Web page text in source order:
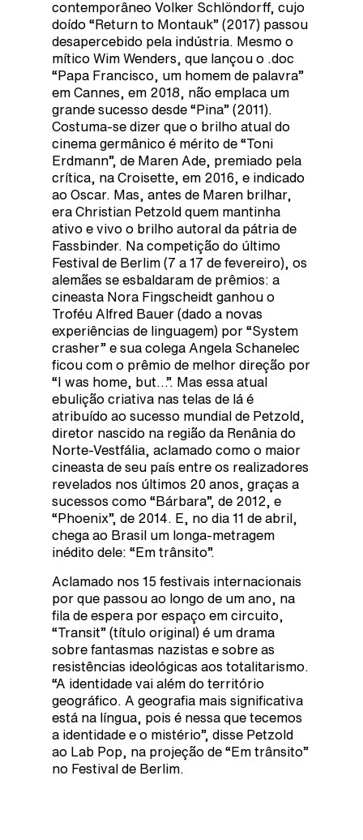
contemporâneo Volker Schlöndorff, cujo
doído “Return to Montauk” (2017) passou
desapercebido pela indústria. Mesmo o
mítico Wim Wenders, que lançou o .doc
“Papa Francisco, um homem de palavra”
em Cannes, em 2018, não emplaca um
grande sucesso desde “Pina” (2011).
Costuma-se dizer que o brilho atual do
cinema germânico é mérito de “Toni
Erdmann”, de Maren Ade, premiado pela
crítica, na Croisette, em 2016, e indicado
ao Oscar. Mas, antes de Maren brilhar,
era Christian Petzold quem mantinha
ativo e vivo o brilho autoral da pátria de
Fassbinder. Na competição do último
Festival de Berlim (7 a 17 de fevereiro), os
alemães se esbaldaram de prêmios: a
cineasta Nora Fingscheidt ganhou o
Troféu Alfred Bauer (dado a novas
experiências de linguagem) por “System
crasher” e sua colega Angela Schanelec
ficou com o prêmio de melhor direção por
“I was home, but…”. Mas essa atual
ebulição criativa nas telas de lá é
atribuído ao sucesso mundial de Petzold,
diretor nascido na região da Renânia do
Norte-Vestfália, aclamado como o maior
cineasta de seu país entre os realizadores
revelados nos últimos 20 anos, graças a
sucessos como “Bárbara”, de 2012, e
“Phoenix”, de 2014. E, no dia 11 de abril,
chega ao Brasil um longa-metragem
inédito dele: “Em trânsito”.
Aclamado nos 15 festivais internacionais
por que passou ao longo de um ano, na
fila de espera por espaço em circuito,
“Transit” (título original) é um drama
sobre fantasmas nazistas e sobre as
resistências ideológicas aos totalitarismo.
“A identidade vai além do território
geográfico. A geografia mais significativa
está na língua, pois é nessa que tecemos
a identidade e o mistério”, disse Petzold
ao Lab Pop, na projeção de “Em trânsito”
no Festival de Berlim.